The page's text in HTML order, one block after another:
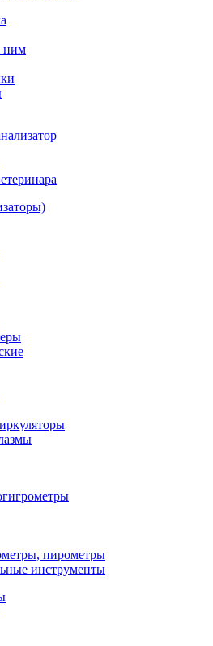
ним
пирометры
инструменты